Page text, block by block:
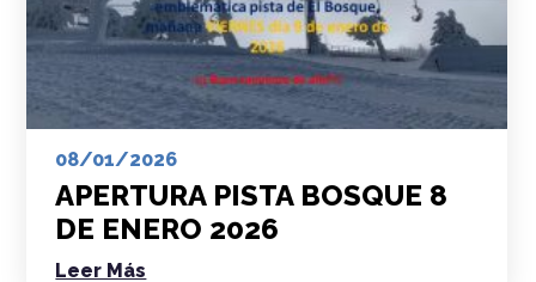
08/01/2026
APERTURA PISTA BOSQUE 8
DE ENERO 2026
Leer Más